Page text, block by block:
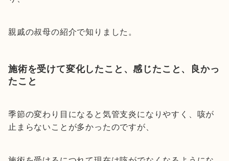
親戚の叔母の紹介で知りました。
施術を受けて変化したこと、感じたこと、良かっ
たこと
季節の変わり目になると気管支炎になりやすく、咳が
止まらないことが多かったのですが、